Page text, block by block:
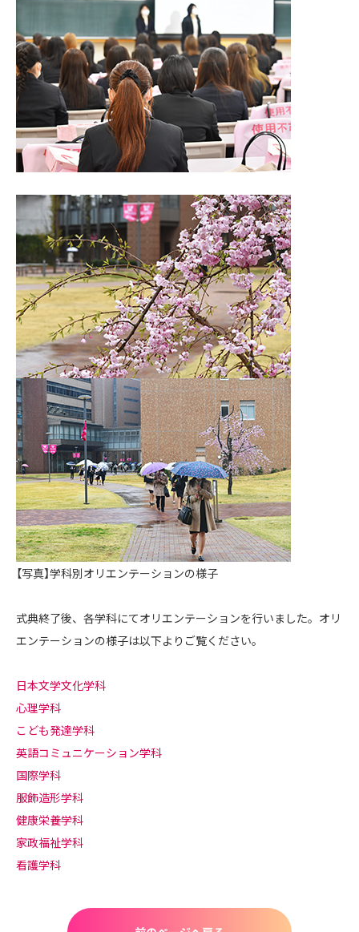
【写真】学科別オリエンテーションの様子
式典終了後、各学科にてオリエンテーションを行いました。オリ
エンテーションの様子は以下よりご覧ください。
日本文学文化学科
心理学科
こども発達学科
英語コミュニケーション学科
国際学科
服飾造形学科
健康栄養学科
家政福祉学科
看護学科